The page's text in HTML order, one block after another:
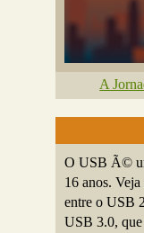
A
O USB Ã©
16 anos.
entre o USB
USB 3.0, que